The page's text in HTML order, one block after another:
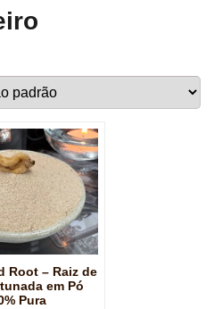
Root – Raiz de
em Pó
Pura